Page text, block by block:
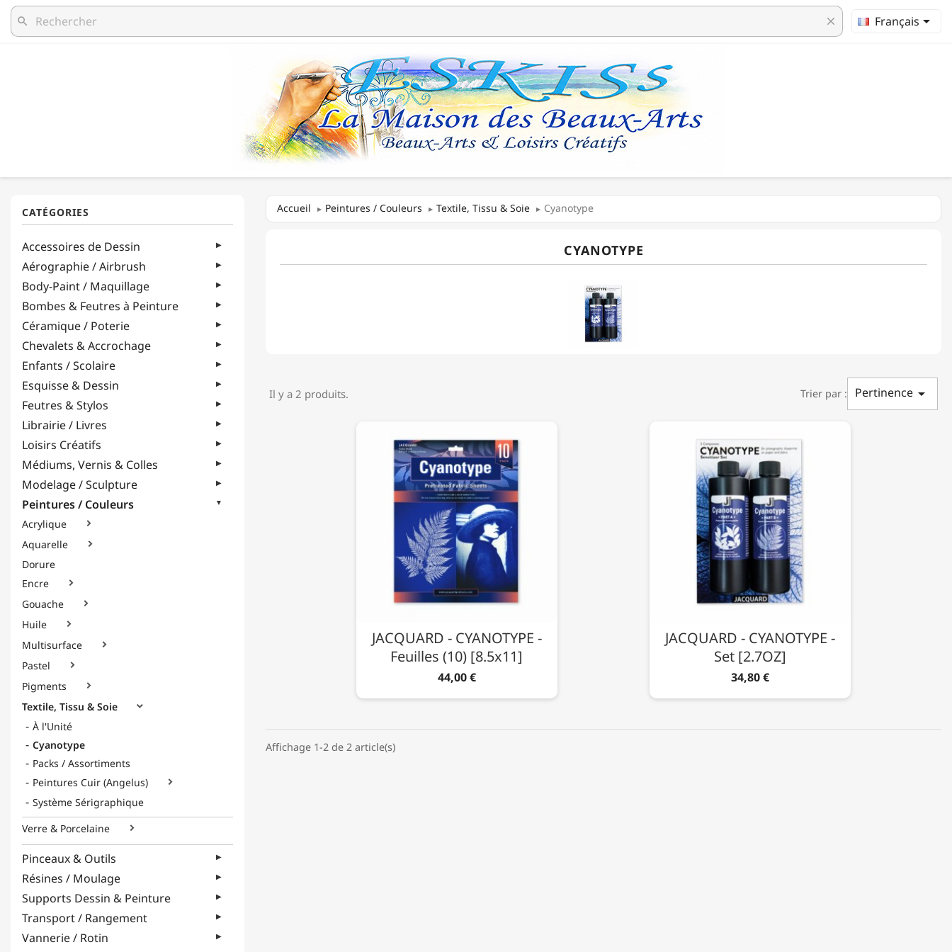
search clear Français
Accessoires de Dessin
Aérographie / Airbrush
Body-Paint / Maquillage
Bombes & Feutres à Peinture
Céramique / Poterie
Chevalets & Accrochage
Enfants / Scolaire
Esquisse & Dessin
Feutres & Stylos
Librairie / Livres
Loisirs Créatifs
Médiums, Vernis & Colles
Modelage / Sculpture
Peintures / Couleurs
Acrylique 
Aquarelle 
Dorure
Encre

Gouache 
Huile 
Multisurface 
Pastel 
Pigments 
Textile, Tissu & Soie 
À l'Unité
Cyanotype
Packs / Assortiments
Peintures Cuir (Angelus)

Système Sérigraphique
Verre & Porcelaine

Pinceaux & Outils
Résines / Moulage
Supports Dessin & Peinture
Transport / Rangement
Vannerie / Rotin
Accueil Peintures / Couleurs Textile, Tissu & Soie Cyanotype
CYANOTYPE
Il y a 2 produits. Trier par : Pertinence 
JACQUARD - CYANOTYPE -
Feuilles (10) [8.5x11]
44,00 €
JACQUARD - CYANOTYPE -
Set [2.7OZ]
34,80 €
Affichage 1-2 de 2 article(s)